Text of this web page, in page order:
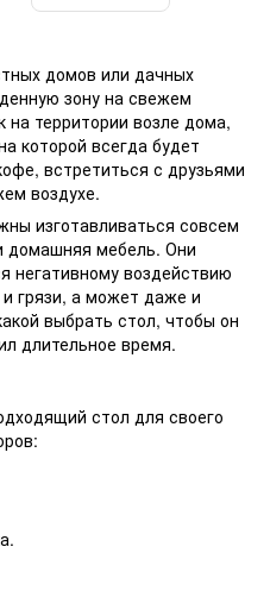
домов или дачных
зону на свежем
на территории возле дома,
которой всегда будет
встретиться с друзьями
воздухе.
изготавливаться совсем
домашняя мебель. Они
негативному воздействию
грязи, а может даже и
выбрать стол, чтобы он
длительное время.
стол для своего